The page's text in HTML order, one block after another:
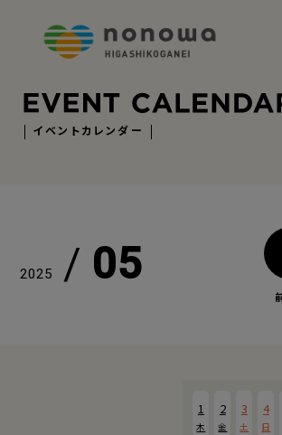
イベントカレンダー
2025 / 05
1
木
2
金
3
土
4
日